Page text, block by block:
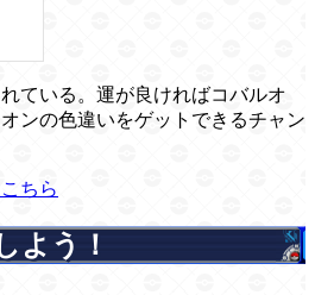
ている。運が良ければコバルオ
ンの色違いをゲットできるチャン
ちら
よう！